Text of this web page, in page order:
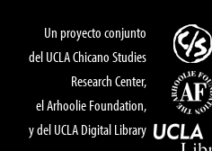
Un proyecto conjunto
del UCLA Chicano Studies
Research Center,
el Arhoolie Foundation,
y del UCLA Digital Library